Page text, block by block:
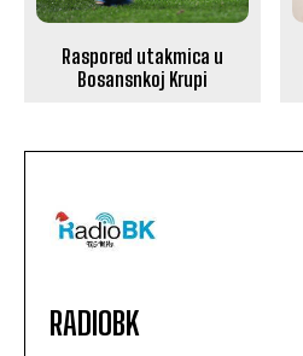
Raspored utakmica u
Bosansnkoj Krupi
RADIOBK